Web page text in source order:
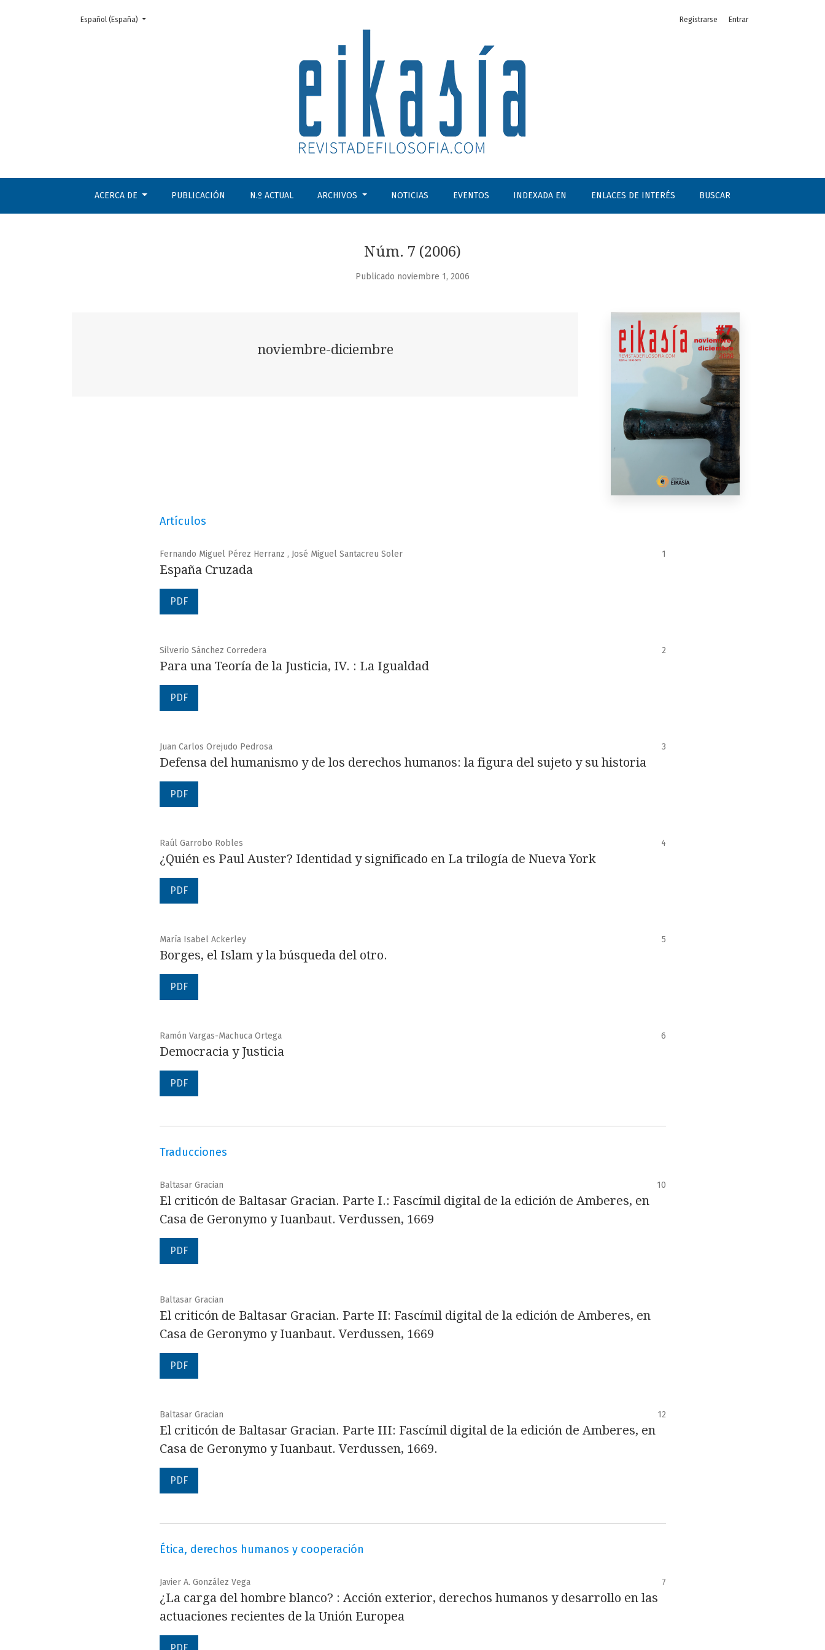
Núm. 7 (2006): noviembre-diciembre
Registrarse Entrar
Cambiar el idioma. El actual es:
Español (España)
ACERCA DE PUBLICACIÓN N.º ACTUAL ARCHIVOS NOTICIAS EVENTOS INDEXADA EN ENLACES DE INTERÉS BUSCAR
Núm. 7 (2006)
Publicado noviembre 1, 2006
noviembre-diciembre
Artículos
Fernando Miguel Pérez Herranz , José Miguel Santacreu Soler 1
España Cruzada
PDF
Silverio Sánchez Corredera 2
Para una Teoría de la Justicia, IV. : La Igualdad
PDF
Juan Carlos Orejudo Pedrosa 3
Defensa del humanismo y de los derechos humanos: la figura del sujeto y su historia
PDF
Raúl Garrobo Robles 4
¿Quién es Paul Auster? Identidad y significado en La trilogía de Nueva York
PDF
María Isabel Ackerley 5
Borges, el Islam y la búsqueda del otro.
PDF
Ramón Vargas-Machuca Ortega 6
Democracia y Justicia
PDF
Traducciones
Baltasar Gracian 10
El criticón de Baltasar Gracian. Parte I.: Fascímil digital de la edición de Amberes, en
Casa de Geronymo y Iuanbaut. Verdussen, 1669
PDF
Baltasar Gracian
El criticón de Baltasar Gracian. Parte II: Fascímil digital de la edición de Amberes, en
Casa de Geronymo y Iuanbaut. Verdussen, 1669
PDF
Baltasar Gracian 12
El criticón de Baltasar Gracian. Parte III: Fascímil digital de la edición de Amberes, en
Casa de Geronymo y Iuanbaut. Verdussen, 1669.
PDF
Ética, derechos humanos y cooperación
Javier A. González Vega 7
¿La carga del hombre blanco? : Acción exterior, derechos humanos y desarrollo en las
actuaciones recientes de la Unión Europea